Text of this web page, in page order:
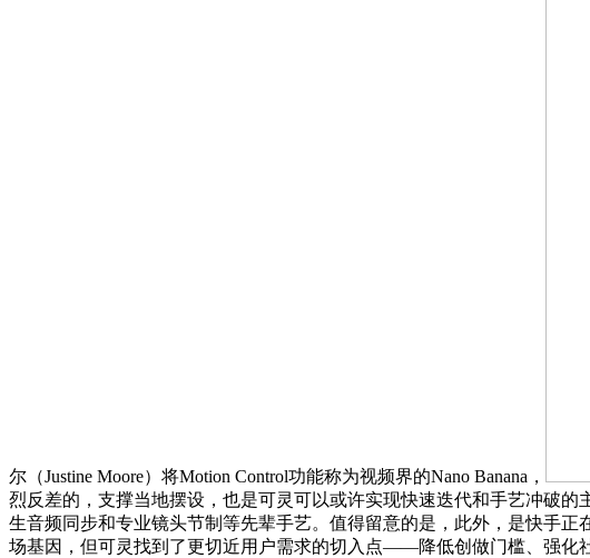
尔（Justine Moore）将Motion Control功能称为视频界的Nano Banana，
烈反差的，支撑当地摆设，也是可灵可以或许实现快速迭代和手艺冲破
生音频同步和专业镜头节制等先辈手艺。值得留意的是，此外，是快手
场基因，但可灵找到了更切近用户需求的切入点——降低创做门槛、强化